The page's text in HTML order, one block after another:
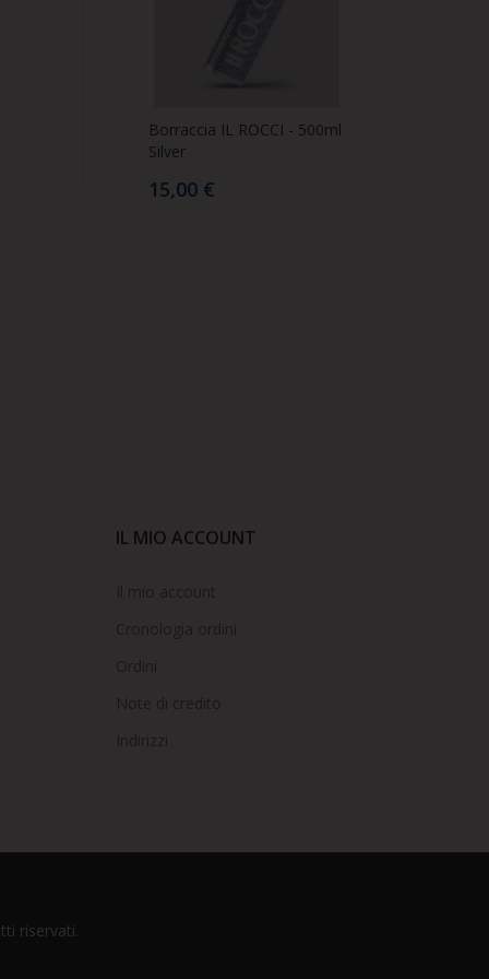
Borraccia IL ROCCI - 500ml
Silver
15,00 €
IL MIO ACCOUNT
riservati.